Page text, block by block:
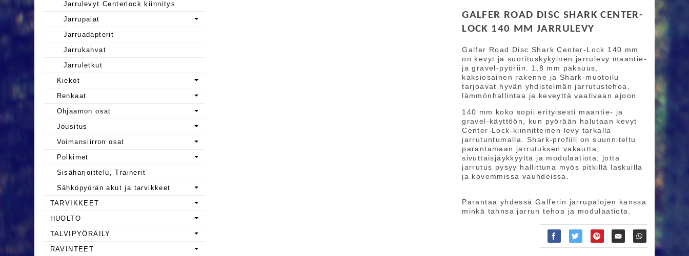
GALFER ROAD DISC SHARK CENTER-
LOCK 140 MM JARRULEVY
Galfer Road Disc Shark Center-Lock 140 mm
on kevyt ja suorituskykyinen jarrulevy maantie-
ja gravel-pyöriin. 1,8 mm paksuus,
kaksiosainen rakenne ja Shark-muotoilu
tarjoavat hyvän yhdistelmän jarrutustehoa,
lämmönhallintaa ja keveyttä vaativaan ajoon.
140 mm koko sopii erityisesti maantie- ja
gravel-käyttöön, kun pyörään halutaan kevyt
Center-Lock-kiinnitteinen levy tarkalla
jarrutuntumalla. Shark-profiili on suunniteltu
parantamaan jarrutuksen vakautta,
sivuttaisjäykkyyttä ja modulaatiota, jotta
jarrutus pysyy hallittuna myös pitkillä laskuilla
ja kovemmissa vauhdeissa.
Parantaa yhdessä Galferin jarrupalojen kanssa
minkä tahnsa jarrun tehoa ja modulaatiota.
Jarrulevyt Centerlock kiinnitys
Jarrupalat
Jarruadapterit
Jarrukahvat
Jarruletkut
Kiekot
Renkaat
Ohjaamon osat
Jousitus
Voimansiirron osat
Polkimet
Sisäharjoittelu, Trainerit
Sähköpyörän akut ja tarvikkeet
TARVIKKEET
HUOLTO
TALVIPYÖRÄILY
RAVINTEET